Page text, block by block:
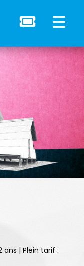

ans | Plein tarif :